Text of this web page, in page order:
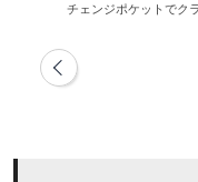
チェンジポケットでク